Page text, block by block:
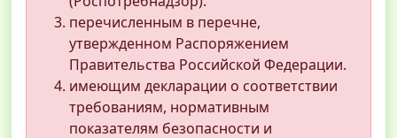
перечисленным в перечне,
утвержденном Распоряжением
Правительства Российской Федерации.
имеющим декларации о соответствии
требованиям, нормативным
показателям безопасности и